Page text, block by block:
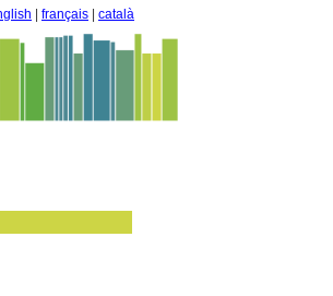
français català